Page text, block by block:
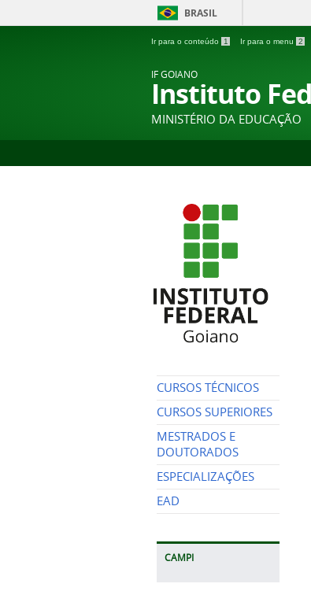
BRASIL
Ir para o conteúdo 1 Ir para o menu 2
IF GOIANO
Instituto
MINISTÉRIO DA EDUCAÇÃO
CURSOS TÉCNICOS
CURSOS SUPERIORES
MESTRADOS E
DOUTORADOS
ESPECIALIZAÇÕES
EAD
CAMPI